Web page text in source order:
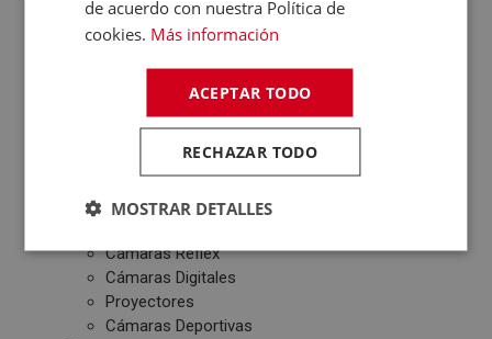
Electrónica
Accesorios Electrónica
Consolas
Juegos de Consolas
Fotografía y Vídeo
Cámaras Reflex
Cámaras Digitales
Proyectores
Cámaras Deportivas
de acuerdo con nuestra Política de
cookies. Más información
ACEPTAR TODO
RECHAZAR TODO
MOSTRAR DETALLES